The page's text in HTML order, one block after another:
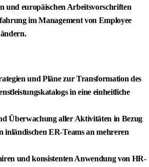
und europäischen Arbeitsvorschriften
im Management von Employee
und Pläne zur Transformation des
in eine einheitliche
Überwachung aller Aktivitäten in Bezug
inländischen ER-Teams an mehreren
und konsistenten Anwendung von HR-